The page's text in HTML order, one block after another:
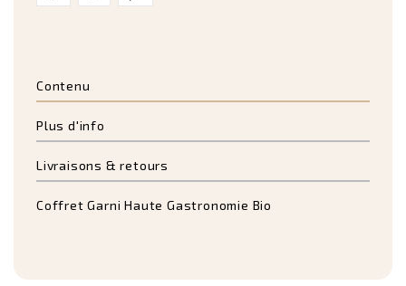
Contenu
Plus d'info
Livraisons & retours
Coffret Garni Haute Gastronomie Bio